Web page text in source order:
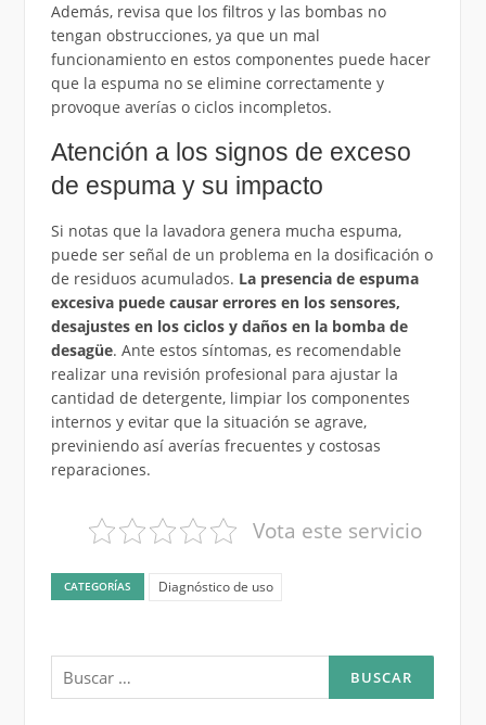
Además, revisa que los filtros y las bombas no
tengan obstrucciones, ya que un mal
funcionamiento en estos componentes puede hacer
que la espuma no se elimine correctamente y
provoque averías o ciclos incompletos.
Atención a los signos de exceso
de espuma y su impacto
Si notas que la lavadora genera mucha espuma,
puede ser señal de un problema en la dosificación o
de residuos acumulados. La presencia de espuma
excesiva puede causar errores en los sensores,
desajustes en los ciclos y daños en la bomba de
desagüe. Ante estos síntomas, es recomendable
realizar una revisión profesional para ajustar la
cantidad de detergente, limpiar los componentes
internos y evitar que la situación se agrave,
previniendo así averías frecuentes y costosas
reparaciones.
Vota este servicio
CATEGORÍAS Diagnóstico de uso
Buscar: